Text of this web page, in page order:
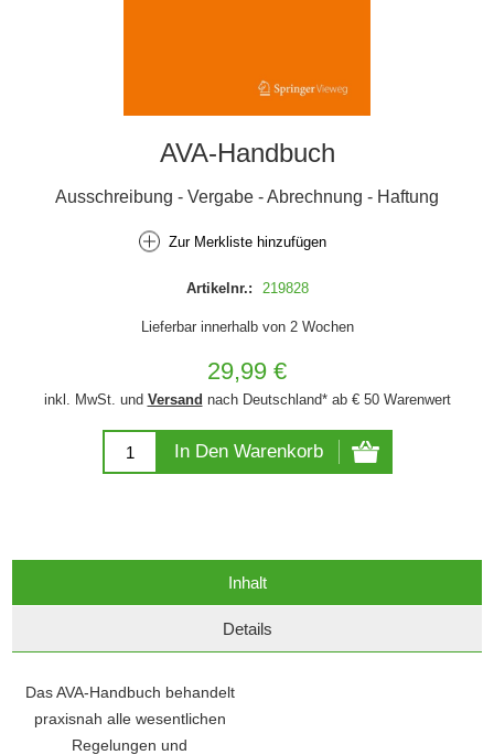
AVA-Handbuch
Ausschreibung - Vergabe - Abrechnung - Haftung
Zur Merkliste hinzufügen
Artikelnr.: 219828
Lieferbar innerhalb von 2 Wochen
29,99 €
inkl. MwSt. und Versand nach Deutschland* ab € 50 Warenwert
In Den Warenkorb
Inhalt
Details
Das AVA-Handbuch behandelt
praxisnah alle wesentlichen
Regelungen und